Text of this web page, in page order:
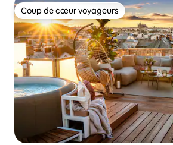
Coup de cœur voyageurs
Coup de cœur voyageurs